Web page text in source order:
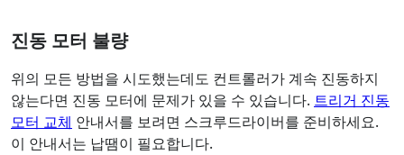
진동 모터 불량
위의 모든 방법을 시도했는데도 컨트롤러가 계속 진동하지
않는다면 진동 모터에 문제가 있을 수 있습니다. 트리거 진동
모터 교체 안내서를 보려면 스크루드라이버를 준비하세요.
이 안내서는 납땜이 필요합니다.